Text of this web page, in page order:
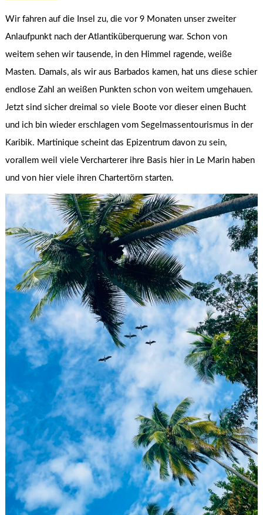
Wir fahren auf die Insel zu, die vor 9 Monaten unser zweiter
Anlaufpunkt nach der Atlantiküberquerung war. Schon von
weitem sehen wir tausende, in den Himmel ragende, weiße
Masten. Damals, als wir aus Barbados kamen, hat uns diese schier
endlose Zahl an weißen Punkten schon von weitem umgehauen.
Jetzt sind sicher dreimal so viele Boote vor dieser einen Bucht
und ich bin wieder erschlagen vom Segelmassentourismus in der
Karibik. Martinique scheint das Epizentrum davon zu sein,
vorallem weil viele Vercharterer ihre Basis hier in Le Marin haben
und von hier viele ihren Chartertörn starten.